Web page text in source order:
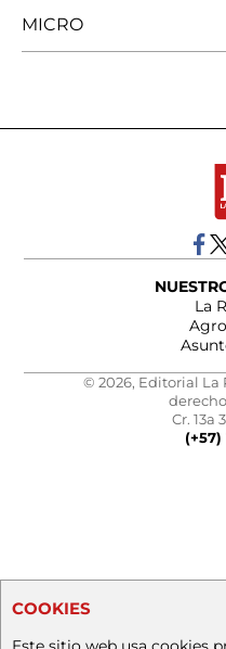
MICRO
La
© 2026, Editorial La
Cr. 13a
(+57)
COOKIES